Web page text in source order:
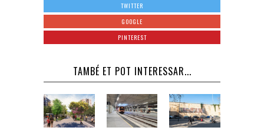
TWITTER
GOOGLE
PINTEREST
TAMBÉ ET POT INTERESSAR...